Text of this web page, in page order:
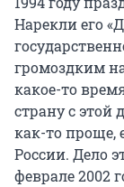
Нарекли его
громоздким
какое-то
страну с этой
как-то проще,
России. Дело
феврале 2002